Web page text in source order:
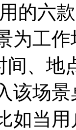
的六
为工
间、
该场
如当